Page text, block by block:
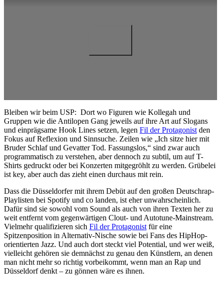
Bleiben wir beim USP: Dort wo Figuren wie Kollegah und
Gruppen wie die Antilopen Gang jeweils auf ihre Art auf Slogans
und einprägsame Hook Lines setzen, legen Fil der Protagonist den
Fokus auf Reflexion und Sinnsuche. Zeilen wie „Ich sitze hier mit
Bruder Schlaf und Gevatter Tod. Fassungslos,“ sind zwar auch
programmatisch zu verstehen, aber dennoch zu subtil, um auf T-
Shirts gedruckt oder bei Konzerten mitgegröhlt zu werden. Grübelei
ist key, aber auch das zieht einen durchaus mit rein.
Dass die Düsseldorfer mit ihrem Debüt auf den großen Deutschrap-
Playlisten bei Spotify und co landen, ist eher unwahrscheinlich.
Dafür sind sie sowohl vom Sound als auch von ihren Texten her zu
weit entfernt vom gegenwärtigen Clout- und Autotune-Mainstream.
Vielmehr qualifizieren sich Fil der Protagonist für eine
Spitzenposition in Alternativ-Nische sowie bei Fans des HipHop-
orientierten Jazz. Und auch dort steckt viel Potential, und wer weiß,
vielleicht gehören sie demnächst zu genau den Künstlern, an denen
man nicht mehr so richtig vorbeikommt, wenn man an Rap und
Düsseldorf denkt – zu gönnen wäre es ihnen.